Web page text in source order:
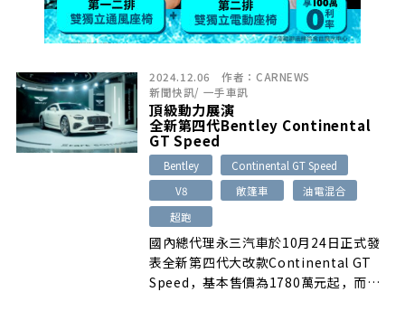
2024.12.06 作者： CARNEWS
新聞快訊/ 一手車訊
頂級動力展演
全新第四代Bentley Continental
GT Speed
Bentley
Continental GT Speed
V8
敞篷車
油電混合
超跑
國內總代理永三汽車於10月24日正式發
表全新第四代大改款Continental GT
Speed，基本售價為1780萬元起，而另